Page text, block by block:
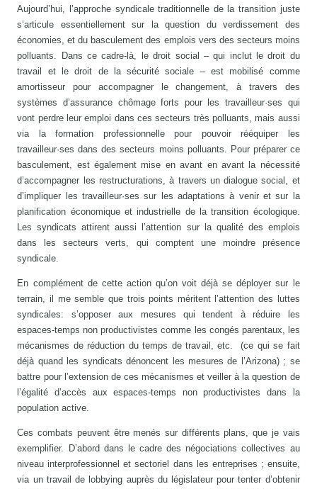
Aujourd’hui, l’approche syndicale traditionnelle de la transition juste
s’articule essentiellement sur la question du verdissement des
économies, et du basculement des emplois vers des secteurs moins
polluants. Dans ce cadre-là, le droit social – qui inclut le droit du
travail et le droit de la sécurité sociale – est mobilisé comme
amortisseur pour accompagner le changement, à travers des
systèmes d’assurance chômage forts pour les travailleur·ses qui
vont perdre leur emploi dans ces secteurs très polluants, mais aussi
via la formation professionnelle pour pouvoir rééquiper les
travailleur·ses dans des secteurs moins polluants. Pour préparer ce
basculement, est également mise en avant en avant la nécessité
d’accompagner les restructurations, à travers un dialogue social, et
d’impliquer les travailleur·ses sur les adaptations à venir et sur la
planification économique et industrielle de la transition écologique.
Les syndicats attirent aussi l’attention sur la qualité des emplois
dans les secteurs verts, qui comptent une moindre présence
syndicale.
En complément de cette action qu’on voit déjà se déployer sur le
terrain, il me semble que trois points méritent l’attention des luttes
syndicales: s’opposer aux mesures qui tendent à réduire les
espaces-temps non productivistes comme les congés parentaux, les
mécanismes de réduction du temps de travail, etc. (ce qui se fait
déjà quand les syndicats dénoncent les mesures de l’Arizona) ; se
battre pour l’extension de ces mécanismes et veiller à la question de
l’égalité d’accès aux espaces-temps non productivistes dans la
population active.
Ces combats peuvent être menés sur différents plans, que je vais
exemplifier. D’abord dans le cadre des négociations collectives au
niveau interprofessionnel et sectoriel dans les entreprises ; ensuite,
via un travail de lobbying auprès du législateur pour tenter d’obtenir